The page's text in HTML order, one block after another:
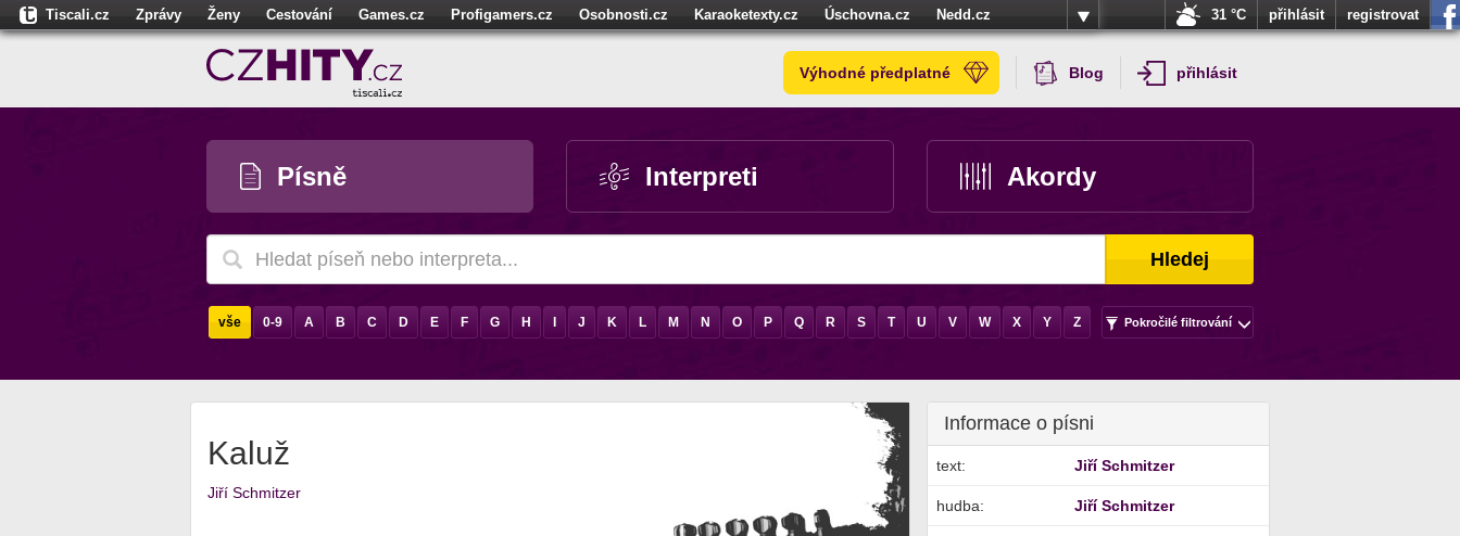
Tiscali.cz Zprávy Ženy Cestování Games.cz Profigamers.cz Osobnosti.cz Karaoketexty.cz Úschovna.cz
Nedd.cz
Sport Dokina.cz CZhity.cz
31 °C přihlásit registrovat
Výhodné předplatné Blog přihlásit
Písně Interpreti Akordy
Hledej
vše 0-9 A B C D E F G H J K L M N O P Q R S T U V W X Y Z Pokročilé filtrování
Kaluž
Jiří Schmitzer
Informace o písni
text: Jiří Schmitzer
hudba: Jiří Schmitzer